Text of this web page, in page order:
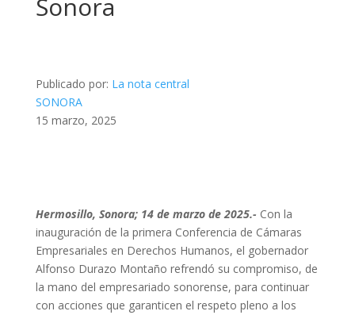
Sonora
Publicado por: La nota central
SONORA
15 marzo, 2025
Hermosillo, Sonora; 14 de marzo de 2025.- Con la
inauguración de la primera Conferencia de Cámaras
Empresariales en Derechos Humanos, el gobernador
Alfonso Durazo Montaño refrendó su compromiso, de
la mano del empresariado sonorense, para continuar
con acciones que garanticen el respeto pleno a los